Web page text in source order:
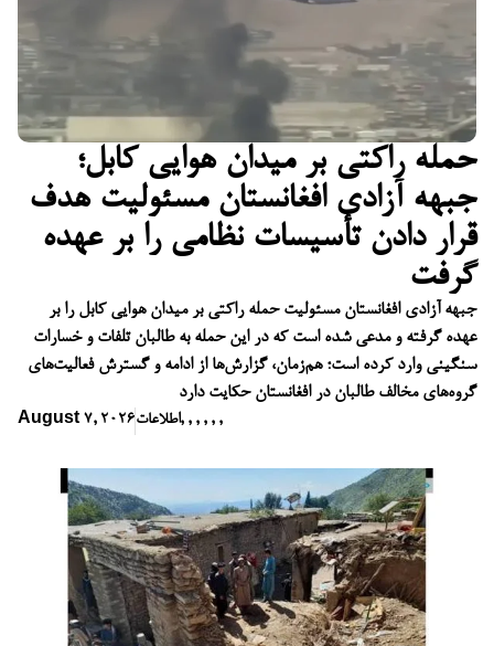
حمله راکتی بر میدان هوایی کابل؛
جبهه آزادی افغانستان مسئولیت هدف
قرار دادن تأسیسات نظامی را بر عهده
گرفت
جبهه آزادی افغانستان مسئولیت حمله راکتی بر میدان هوایی کابل را بر
عهده گرفته و مدعی شده است که در این حمله به طالبان تلفات و خسارات
سنگینی وارد کرده است؛ هم‌زمان، گزارش‌ها از ادامه و گسترش فعالیت‌های
گروه‌های مخالف طالبان در افغانستان حکایت دارد
August 7, 2026اطلاعات, , , , , ,